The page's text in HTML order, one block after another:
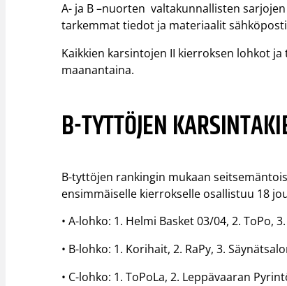
A- ja B –nuorten valtakunnallisten
tarkemmat tiedot ja materiaalit
Kaikkien karsintojen II kierroksen lohkot
maanantaina.
B-TYTTÖJEN
B-tyttöjen rankingin mukaan
ensimmäiselle kierrokselle osallistuu 18
• A-lohko: 1. Helmi Basket 03/04, 2. ToPo,
• B-lohko: 1. Korihait, 2. RaPy, 3.
• C-lohko: 1. ToPoLa, 2. Leppävaaran